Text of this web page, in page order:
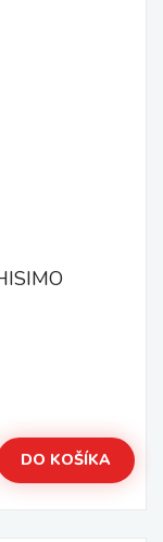
DO KOŠÍKA